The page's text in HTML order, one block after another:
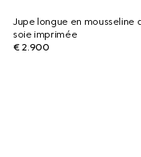
Jupe longue en mousseline
soie imprimée
€ 2.900